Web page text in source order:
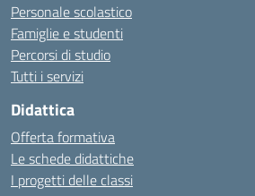
Personale scolastico
Famiglie e studenti
Percorsi di studio
Tutti i servizi
Didattica
Offerta formativa
Le schede didattiche
I progetti delle classi